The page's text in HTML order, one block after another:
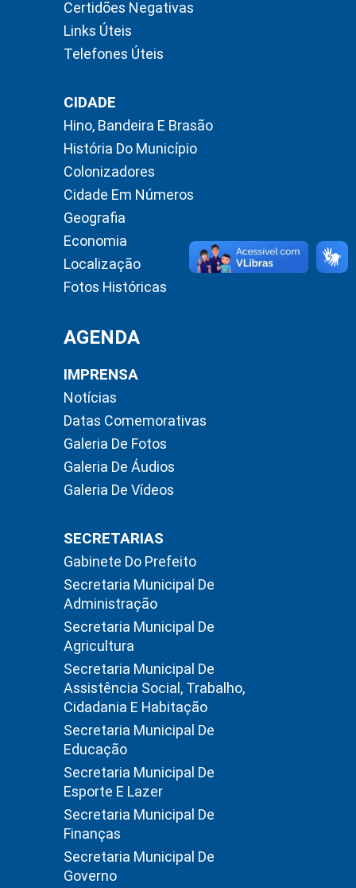
Certidões Negativas
Links Úteis
Telefones Úteis
CIDADE
Hino, Bandeira E Brasão
História Do Município
Colonizadores
Cidade Em Números
Geografia
Economia
Localização
Fotos Históricas
AGENDA
IMPRENSA
Notícias
Datas Comemorativas
Galeria De Fotos
Galeria De Áudios
Galeria De Vídeos
SECRETARIAS
Gabinete Do Prefeito
Secretaria Municipal De
Administração
Secretaria Municipal De
Agricultura
Secretaria Municipal De
Assistência Social, Trabalho,
Cidadania E Habitação
Secretaria Municipal De
Educação
Secretaria Municipal De
Esporte E Lazer
Secretaria Municipal De
Finanças
Secretaria Municipal De
Governo